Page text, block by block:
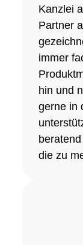
Kanzlei
Partner
immer
hin und
gerne in
die zu